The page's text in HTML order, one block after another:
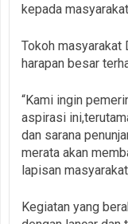
kepada
Tokoh masyarakat
harapan besar
“Kami ingin
aspirasi
dan sarana
merata akan
lapisan
Kegiatan yang